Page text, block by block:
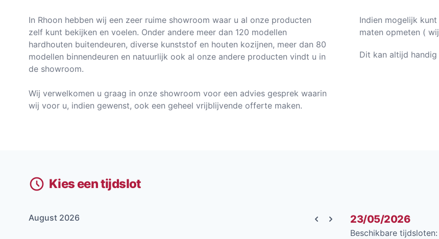
In Rhoon hebben wij een zeer ruime showroom waar u al onze producten
zelf kunt bekijken en voelen. Onder andere meer dan 120 modellen
hardhouten buitendeuren, diverse kunststof en houten kozijnen, meer dan 80
modellen binnendeuren en natuurlijk ook al onze andere producten vindt u in
de showroom.
Wij verwelkomen u graag in onze showroom voor een advies gesprek waarin
wij voor u, indien gewenst, ook een geheel vrijblijvende offerte maken.
Indien mogelijk
maten opmeten (
Dit kan altijd
Kies een tijdslot
August 2026
Previous month
Next month
23/05/2026
Beschikbare tijdsloten: